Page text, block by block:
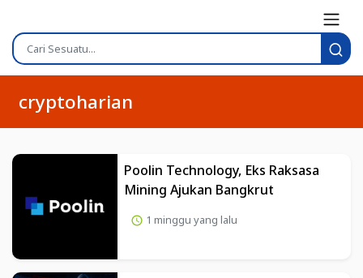
cryptoharian
Poolin Technology, Eks Raksasa
Mining Ajukan Bangkrut
1 minggu yang lalu